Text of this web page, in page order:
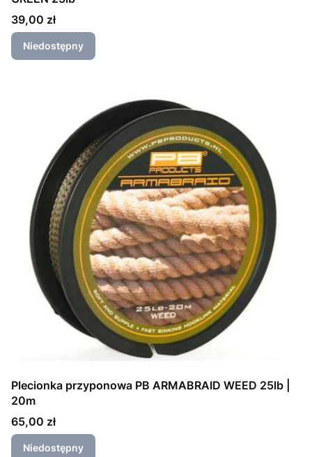
Cena
39,00 zł
Niedostępny
Plecionka przyponowa PB ARMABRAID WEED 25lb |
20m
Cena
65,00 zł
Niedostępny